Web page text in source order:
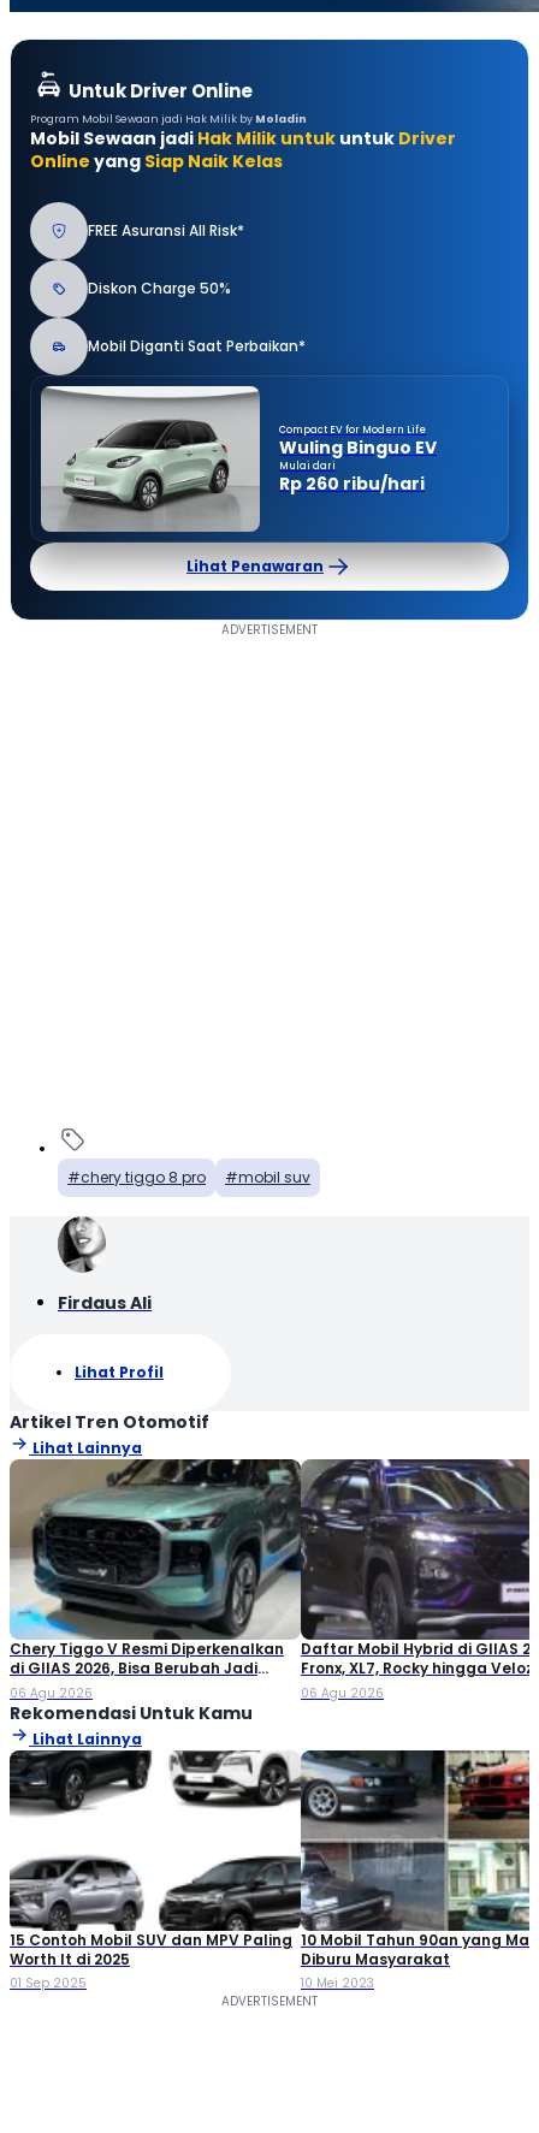
Untuk Driver Online
Program Mobil Sewaan jadi Hak Milik by Moladin
Mobil Sewaan jadi Hak Milik untuk untuk Driver
Online yang Siap Naik Kelas
FREE Asuransi All Risk*
Diskon Charge 50%
Mobil Diganti Saat Perbaikan*
Compact EV for Modern Life
Wuling Binguo EV
Mulai dari
Rp 260 ribu/hari
Lihat Penawaran
chery tiggo 8 pro mobil suv
Firdaus Ali
Lihat Profil
Artikel Tren Otomotif
Lihat Lainnya
Chery Tiggo V Resmi Diperkenalkan
di GIIAS 2026, Bisa Berubah Jadi
Double Cabin
06 Agu 2026
Daftar Mobil Hybrid di GIIAS
Fronx, XL7, Rocky hingga Veloz!
06 Agu 2026
Rekomendasi Untuk Kamu
Lihat Lainnya
15 Contoh Mobil SUV dan MPV Paling
Worth It di 2025
01 Sep 2025
10 Mobil Tahun 90an yang
Diburu Masyarakat
10 Mei 2023